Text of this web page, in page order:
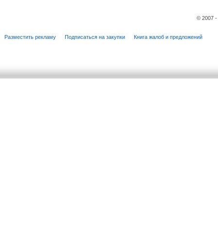
© 2007
Разместить рекламу Подписаться на закупки Книга жалоб и предложений